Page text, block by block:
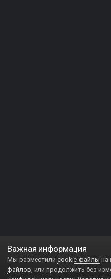
Важная информация
Мы разместили cookie-файлы на
файлов, или продолжить без